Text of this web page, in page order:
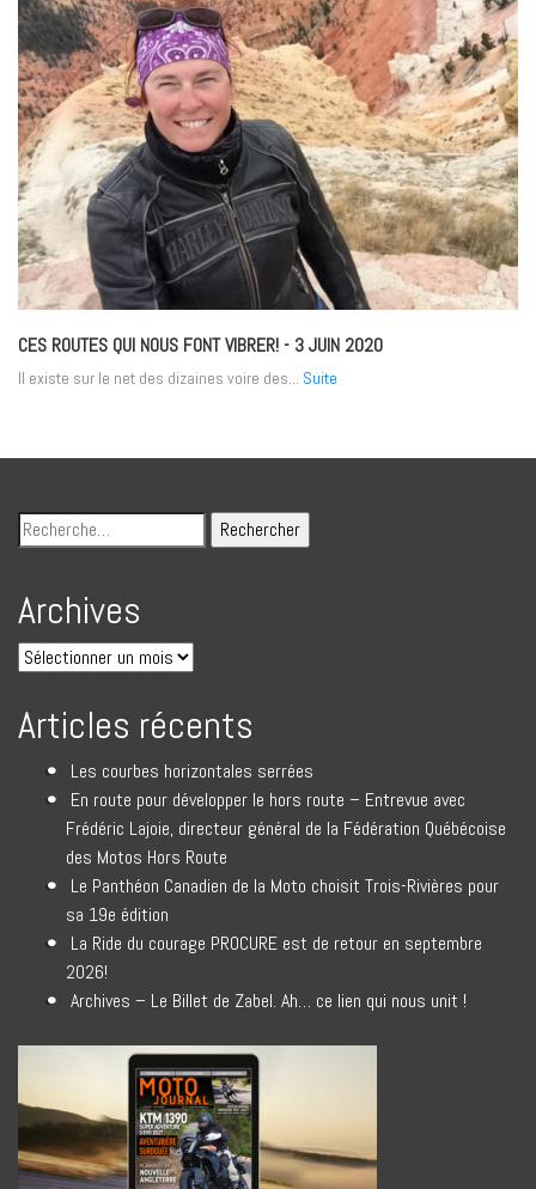
CES ROUTES QUI NOUS FONT VIBRER!- 3 JUIN 2020
Il existe sur le net des dizaines voire des... Suite
Archives
Articles récents
Les courbes horizontales serrées
En route pour développer le hors route – Entrevue avec
Frédéric Lajoie, directeur général de la Fédération Québécoise
des Motos Hors Route
Le Panthéon Canadien de la Moto choisit Trois-Rivières pour
sa 19e édition
La Ride du courage PROCURE est de retour en septembre
2026!
Archives – Le Billet de Zabel. Ah… ce lien qui nous unit !